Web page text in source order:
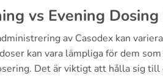
vs Evening
av Casodex kan
kan vara lämpliga för dem
Det är viktigt att hålla sig